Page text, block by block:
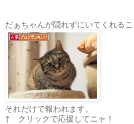
だぁちゃんが隠れずにいてくれるこ
それだけで報われます。
↑ クリックで応援してニャ！